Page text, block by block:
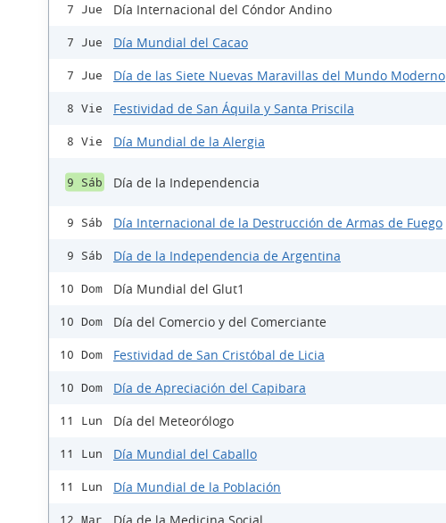
7 Jue Día Internacional del Cóndor Andino
7 Jue Día Mundial del Cacao
7 Jue Día de las Siete Nuevas Maravillas del Mundo Moderno
8 Vie Festividad de San Áquila y Santa Priscila
8 Vie Día Mundial de la Alergia
9 Sáb Día de la Independencia
9 Sáb Día Internacional de la Destrucción de Armas de Fuego
9 Sáb Día de la Independencia de Argentina
10 Dom Día Mundial del Glut1
10 Dom Día del Comercio y del Comerciante
10 Dom Festividad de San Cristóbal de Licia
10 Dom Día de Apreciación del Capibara
11 Lun Día del Meteorólogo
11 Lun Día Mundial del Caballo
11 Lun Día Mundial de la Población
12 Mar